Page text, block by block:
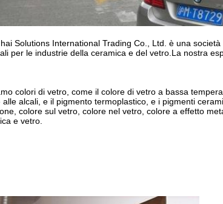
Solutions International Trading Co., Ltd. è una
per le industrie della ceramica e del vetro.La nostra
colori di vetro, come il colore di vetro a bassa
alle alcali, e il pigmento termoplastico, e i pigmenti
colore sul vetro, colore nel vetro, colore a effetto
e vetro.